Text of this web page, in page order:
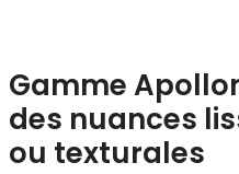
Gamme
des nuances
ou texturales